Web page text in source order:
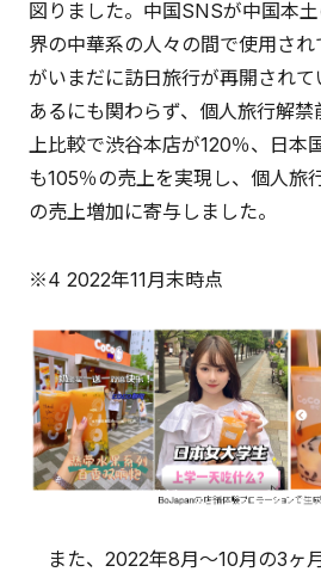
図りました。中国SNSが中国本
界の中華系の人々の間で使用さ
がいまだに訪日旅行が再開され
あるにも関わらず、個人旅行解
上比較で渋谷本店が120％、日本
も105％の売上を実現し、個人旅
の売上増加に寄与しました。
※4 2022年11月末時点
また、2022年8月～10月の3ヶ